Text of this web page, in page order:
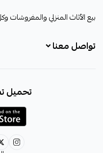
ديكورا
بيع الأثاث المنزلي والمفروشات
تواصل معنا
decora6586@gmail.com
تحميل